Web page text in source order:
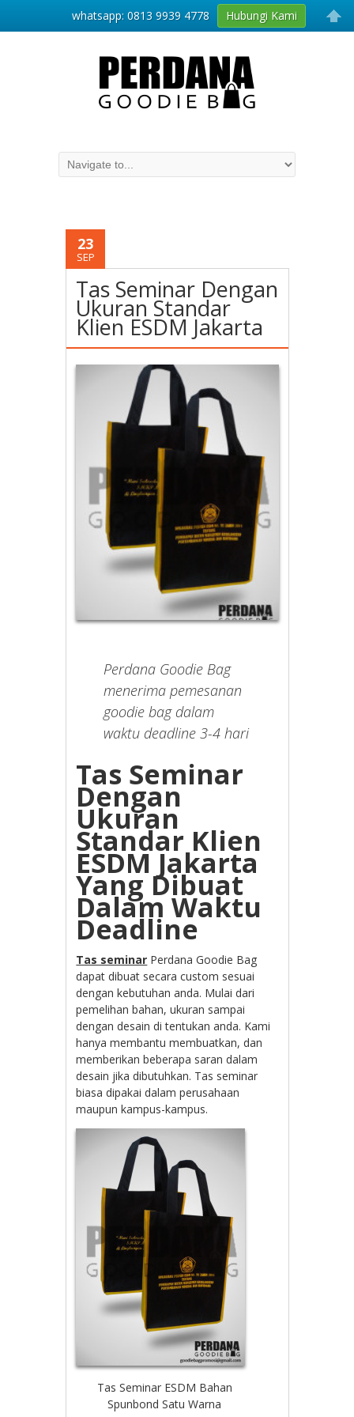
23
SEP
Tas Seminar Dengan
Ukuran Standar
Klien ESDM Jakarta
Perdana Goodie Bag
menerima pemesanan
goodie bag dalam
waktu deadline 3-4 hari
Tas Seminar
Dengan
Ukuran
Standar Klien
ESDM Jakarta
Yang Dibuat
Dalam Waktu
Deadline
Tas seminar Perdana Goodie Bag
dapat dibuat secara custom sesuai
dengan kebutuhan anda. Mulai dari
pemelihan bahan, ukuran sampai
dengan desain di tentukan anda. Kami
hanya membantu membuatkan, dan
memberikan beberapa saran dalam
desain jika dibutuhkan. Tas seminar
biasa dipakai dalam perusahaan
maupun kampus-kampus.
Tas Seminar ESDM Bahan
Spunbond Satu Warna
whatsapp: 0813 9939 4778 Hubungi Kami